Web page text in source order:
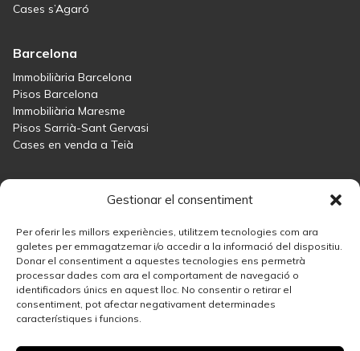
Gestionar el consentiment
Per oferir les millors experiències, utilitzem tecnologies com ara
galetes per emmagatzemar i/o accedir a la informació del dispositiu.
Donar el consentiment a aquestes tecnologies ens permetrà
processar dades com ara el comportament de navegació o
identificadors únics en aquest lloc. No consentir o retirar el
consentiment, pot afectar negativament determinades
característiques i funcions.
Cases s’Agaró
Barcelona
Immobiliària Barcelona
Pisos Barcelona
Immobiliària Maresme
Pisos Sarrià-Sant Gervasi
Cases en venda a Teià
Cases en venda a Sant Andreu de Llavaneres
Cases en venda a Teià
Cases en venda Maresme
Madrid